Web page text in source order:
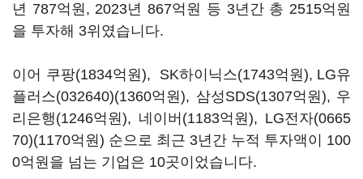
년 787억원 , 2023년867억원 등 3년간 총 2515억원
을 투자해 3위였습니다.
이어 쿠팡(1834억원), SK하이닉스(1743억원), LG유
플러스(032640)(1360억원), 삼성SDS(1307억원), 우
리은행(1246억원), 네이버 (1183억원), LG전자(0665
70)(1170억원) 순으로 최근 3년간 누적 투자액이 100
0억원을 넘는 기업은 10곳이었습니다.